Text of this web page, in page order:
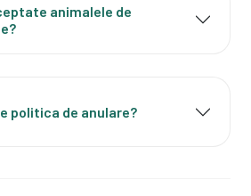
animalele de
politica de anulare?